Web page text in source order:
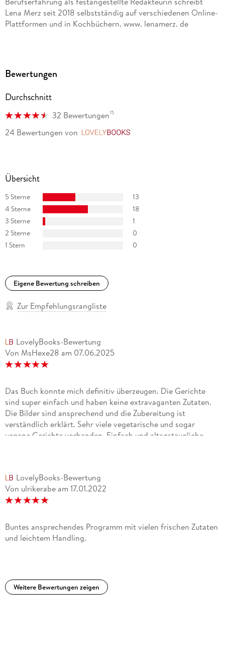
Lena Merz seit 2018 selbstständig auf verschiedenen Online-
Plattformen und in Kochbüchern. www. lenamerz. de
Bewertungen
Durchschnitt
32 Bewertungen15
24 Bewertungen von
Übersicht
5 Sterne
13
4 Sterne
18
3 Sterne
1
2 Sterne
0
1 Stern
0
Eigene Bewertung schreiben
Zur Empfehlungsrangliste
LovelyBooks-Bewertung
Von MsHexe28 am 07.06.2025
Das Buch konnte mich definitiv überzeugen. Die Gerichte
sind super einfach und haben keine extravaganten Zutaten.
Die Bilder sind ansprechend und die Zubereitung ist
verständlich erklärt. Sehr viele vegetarische und sogar
vegane Gerichte vorhanden. Einfach und altagstaugliche
LovelyBooks-Bewertung
Von ulrikerabe am 17.01.2022
Buntes ansprechendes Programm mit vielen frischen Zutaten
und leichtem Handling.
Weitere Bewertungen zeigen